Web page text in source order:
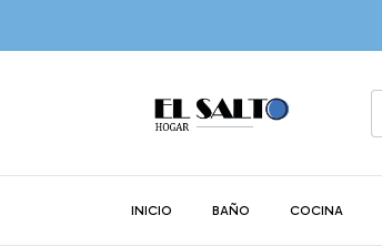
INICIO BAÑO COCINA